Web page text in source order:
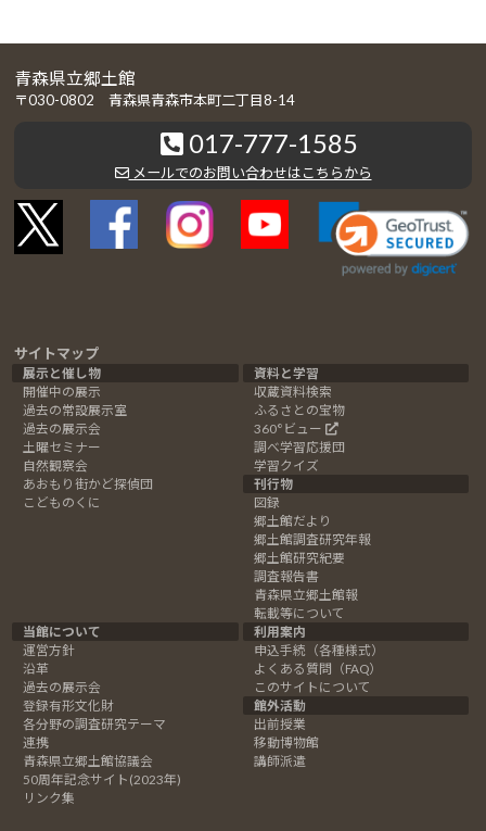
青森県立郷土館
〒030-0802 青森県青森市本町二丁目8-14
017-777-1585
メールでのお問い合わせはこちらから
サイトマップ
展示と催し物
開催中の展示
過去の常設展示室
過去の展示会
土曜セミナー
自然観察会
あおもり街かど探偵団
こどものくに
資料と学習
収蔵資料検索
ふるさとの宝物
360°ビュー
調べ学習応援団
学習クイズ
刊行物
図録
郷土館だより
郷土館調査研究年報
郷土館研究紀要
調査報告書
青森県立郷土館報
転載等について
当館について
運営方針
沿革
過去の展示会
登録有形文化財
各分野の調査研究テーマ
連携
青森県立郷土館協議会
50周年記念サイト(2023年)
リンク集
利用案内
申込手続（各種様式）
よくある質問（FAQ）
このサイトについて
館外活動
出前授業
移動博物館
講師派遣